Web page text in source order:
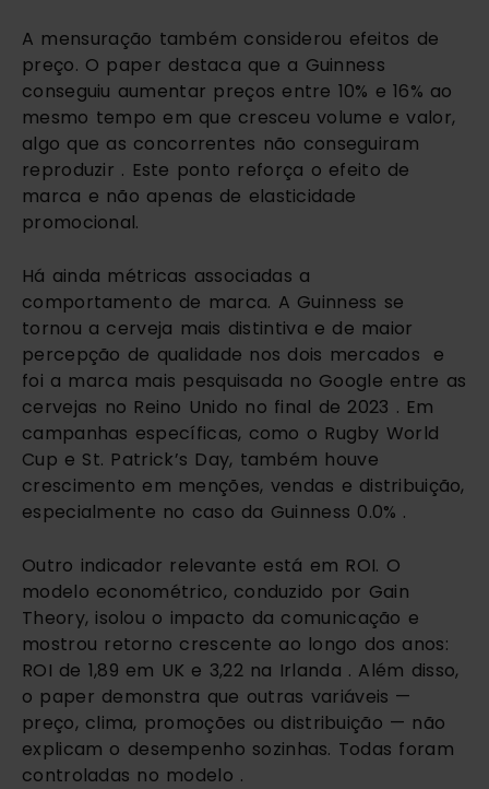
A mensuração também considerou efeitos de
preço. O paper destaca que a Guinness
conseguiu aumentar preços entre 10% e 16% ao
mesmo tempo em que cresceu volume e valor,
algo que as concorrentes não conseguiram
reproduzir . Este ponto reforça o efeito de
marca e não apenas de elasticidade
promocional.
Há ainda métricas associadas a
comportamento de marca. A Guinness se
tornou a cerveja mais distintiva e de maior
percepção de qualidade nos dois mercados e
foi a marca mais pesquisada no Google entre as
cervejas no Reino Unido no final de 2023 . Em
campanhas específicas, como o Rugby World
Cup e St. Patrick’s Day, também houve
crescimento em menções, vendas e distribuição,
especialmente no caso da Guinness 0.0% .
Outro indicador relevante está em ROI. O
modelo econométrico, conduzido por Gain
Theory, isolou o impacto da comunicação e
mostrou retorno crescente ao longo dos anos:
ROI de 1,89 em UK e 3,22 na Irlanda . Além disso,
o paper demonstra que outras variáveis —
preço, clima, promoções ou distribuição — não
explicam o desempenho sozinhas. Todas foram
controladas no modelo .